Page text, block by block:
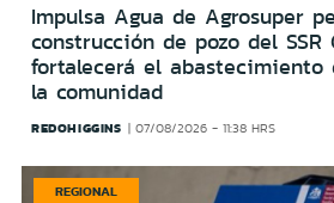
Impulsa Agua de Agrosuper
construcción de pozo del
fortalecerá el abastecimiento
la comunidad
REDOHIGGINS 07/08/2026 - 11:38 HRS
REGIONAL